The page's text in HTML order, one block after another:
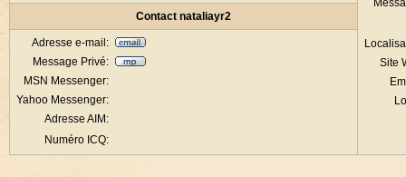
Site
Contact nataliayr2
Adresse e-mail:
Message Privé:
MSN Messenger:
Yahoo Messenger:
Adresse AIM:
Numéro ICQ: